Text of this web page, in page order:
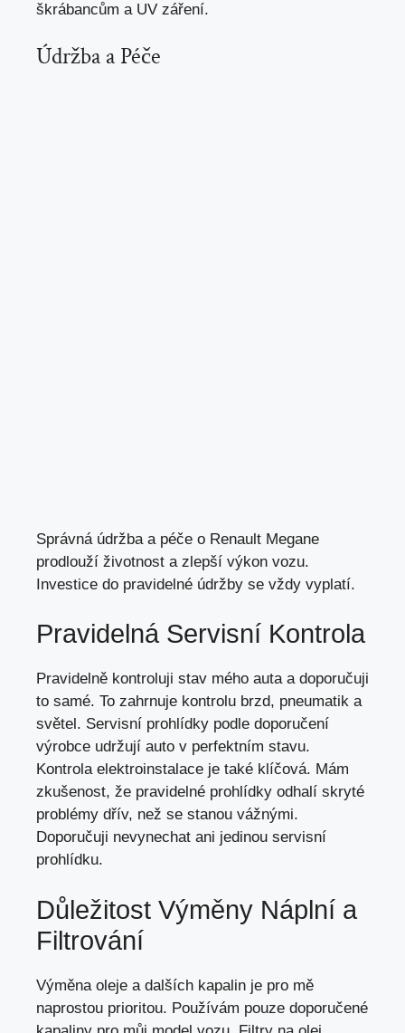
škrábancům a UV záření.
Údržba a Péče
Správná údržba a péče o Renault Megane
prodlouží životnost a zlepší výkon vozu.
Investice do pravidelné údržby se vždy vyplatí.
Pravidelná Servisní Kontrola
Pravidelně kontroluji stav mého auta a doporučuji
to samé. To zahrnuje kontrolu brzd, pneumatik a
světel. Servisní prohlídky podle doporučení
výrobce udržují auto v perfektním stavu.
Kontrola elektroinstalace je také klíčová. Mám
zkušenost, že pravidelné prohlídky odhalí skryté
problémy dřív, než se stanou vážnými.
Doporučuji nevynechat ani jedinou servisní
prohlídku.
Důležitost Výměny Náplní a
Filtrování
Výměna oleje a dalších kapalin je pro mě
naprostou prioritou. Používám pouze doporučené